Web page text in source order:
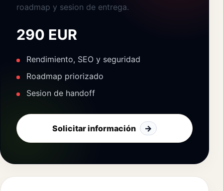
roadmap y sesion de entrega.
290 EUR
Rendimiento, SEO y seguridad
Roadmap priorizado
Sesion de handoff
Solicitar información →